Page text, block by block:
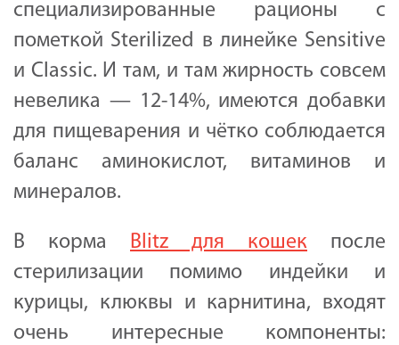
специализированные рационы с
пометкой Sterilized в линейке Sensitive
и Classic. И там, и там жирность совсем
невелика — 12-14%, имеются добавки
для пищеварения и чётко соблюдается
баланс аминокислот, витаминов и
минералов.
В корма Blitz для кошек после
стерилизации помимо индейки и
курицы, клюквы и карнитина, входят
очень интересные компоненты: